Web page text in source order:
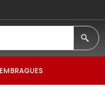
EMBRAGUES